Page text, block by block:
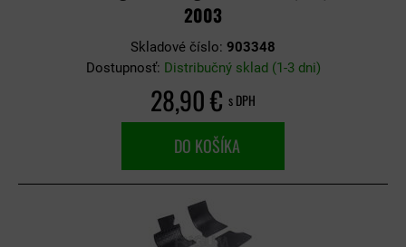
2003
Skladové číslo: 903348
Dostupnosť: Distribučný sklad (1-3 dni)
28,90 € s DPH
DO KOŠÍKA